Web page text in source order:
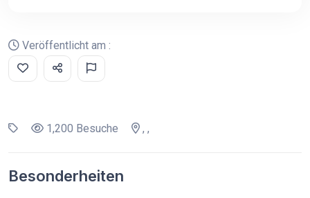
Veröffentlicht am :
1,200 Besuche , ,
Besonderheiten